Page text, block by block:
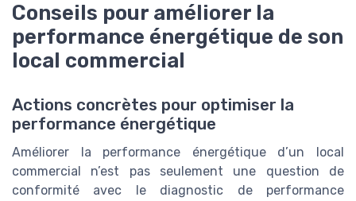
Conseils pour améliorer la
performance énergétique de son
local commercial
Actions concrètes pour optimiser la
performance énergétique
Améliorer la performance énergétique d’un local
commercial n’est pas seulement une question de
conformité avec le diagnostic de performance